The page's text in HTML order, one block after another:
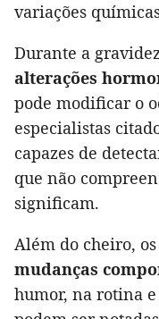
variações
Durante a
alterações
pode modificar o
especialistas
capazes de
que não
significam.
Além do cheiro,
mudanças
humor, na rotina